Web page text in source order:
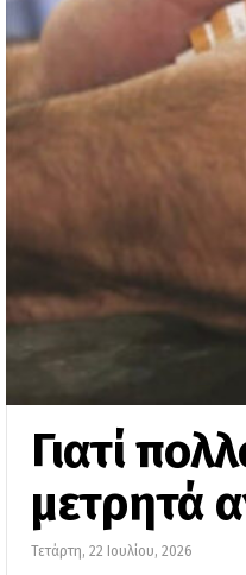
Γιατί
μετρητά
Τετάρτη, 22 Ιουλίου, 2026